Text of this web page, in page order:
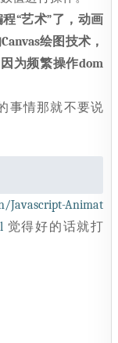
“艺术”了，动画
绘图技术，
为频繁操作dom
事情那就不要说
Javascript-Animat
觉得好的话就打